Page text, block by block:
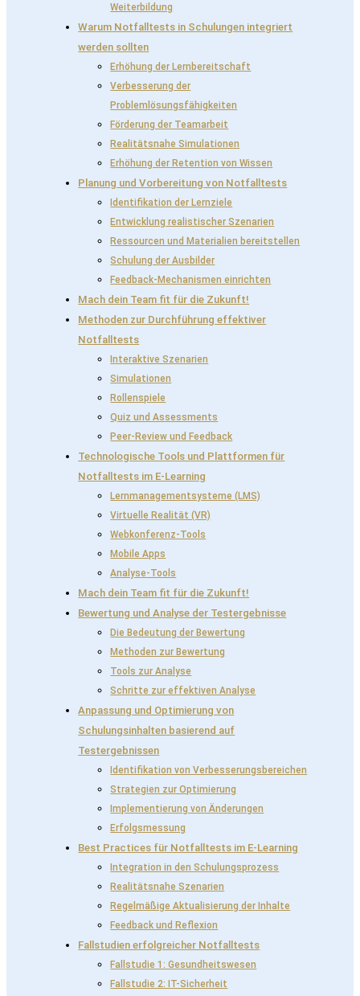
Weiterbildung
Warum Notfalltests in Schulungen integriert
werden sollten
Erhöhung der Lernbereitschaft
Verbesserung der
Problemlösungsfähigkeiten
Förderung der Teamarbeit
Realitätsnahe Simulationen
Erhöhung der Retention von Wissen
Planung und Vorbereitung von Notfalltests
Identifikation der Lernziele
Entwicklung realistischer Szenarien
Ressourcen und Materialien bereitstellen
Schulung der Ausbilder
Feedback-Mechanismen einrichten
Mach dein Team fit für die Zukunft!
Methoden zur Durchführung effektiver
Notfalltests
Interaktive Szenarien
Simulationen
Rollenspiele
Quiz und Assessments
Peer-Review und Feedback
Technologische Tools und Plattformen für
Notfalltests im E-Learning
Lernmanagementsysteme (LMS)
Virtuelle Realität (VR)
Webkonferenz-Tools
Mobile Apps
Analyse-Tools
Mach dein Team fit für die Zukunft!
Bewertung und Analyse der Testergebnisse
Die Bedeutung der Bewertung
Methoden zur Bewertung
Tools zur Analyse
Schritte zur effektiven Analyse
Anpassung und Optimierung von
Schulungsinhalten basierend auf
Testergebnissen
Identifikation von Verbesserungsbereichen
Strategien zur Optimierung
Implementierung von Änderungen
Erfolgsmessung
Best Practices für Notfalltests im E-Learning
Integration in den Schulungsprozess
Realitätsnahe Szenarien
Regelmäßige Aktualisierung der Inhalte
Feedback und Reflexion
Fallstudien erfolgreicher Notfalltests
Fallstudie 1: Gesundheitswesen
Fallstudie 2: IT-Sicherheit